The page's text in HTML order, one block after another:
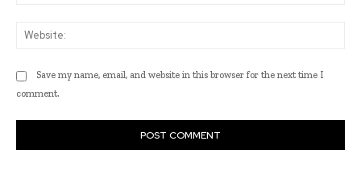
Save my name, email, and website in this browser for the next time I
comment.